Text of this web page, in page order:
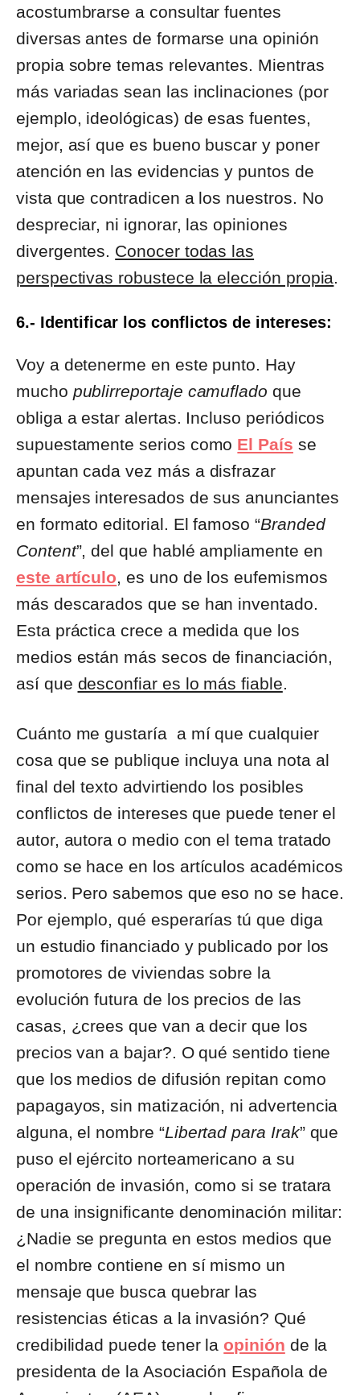
acostumbrarse a consultar fuentes
diversas antes de formarse una opinión
propia sobre temas relevantes. Mientras
más variadas sean las inclinaciones (por
ejemplo, ideológicas) de esas fuentes,
mejor, así que es bueno buscar y poner
atención en las evidencias y puntos de
vista que contradicen a los nuestros. No
despreciar, ni ignorar, las opiniones
divergentes. Conocer todas las
perspectivas robustece la elección propia.
6.- Identificar los conflictos de intereses:
Voy a detenerme en este punto. Hay
mucho publirreportaje camuflado que
obliga a estar alertas. Incluso periódicos
supuestamente serios como El País se
apuntan cada vez más a disfrazar
mensajes interesados de sus anunciantes
en formato editorial. El famoso “Branded
Content”, del que hablé ampliamente en
este artículo, es uno de los eufemismos
más descarados que se han inventado.
Esta práctica crece a medida que los
medios están más secos de financiación,
así que desconfiar es lo más fiable.
Cuánto me gustaría a mí que cualquier
cosa que se publique incluya una nota al
final del texto advirtiendo los posibles
conflictos de intereses que puede tener el
autor, autora o medio con el tema tratado
como se hace en los artículos académicos
serios. Pero sabemos que eso no se hace.
Por ejemplo, qué esperarías tú que diga
un estudio financiado y publicado por los
promotores de viviendas sobre la
evolución futura de los precios de las
casas, ¿crees que van a decir que los
precios van a bajar?. O qué sentido tiene
que los medios de difusión repitan como
papagayos, sin matización, ni advertencia
alguna, el nombre “Libertad para Irak” que
puso el ejército norteamericano a su
operación de invasión, como si se tratara
de una insignificante denominación militar:
¿Nadie se pregunta en estos medios que
el nombre contiene en sí mismo un
mensaje que busca quebrar las
resistencias éticas a la invasión? Qué
credibilidad puede tener laopinión de la
presidenta de la Asociación Española de